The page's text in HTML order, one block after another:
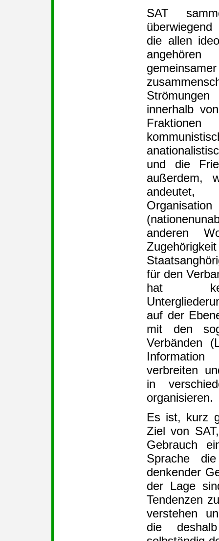
SAT
die allen
innerhalb
und die
außerdem,
anderen
für den
hat
auf der
mit den
Verbänden
verbreiten
in
organisieren.
Es ist, kurz
Ziel von
Gebrauch
Sprache
denkender
der Lage
Tendenzen
verstehen
die